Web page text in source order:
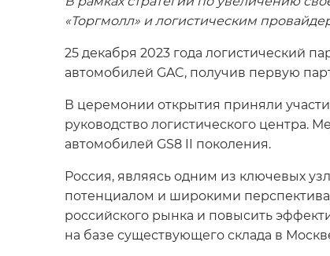
«Торгмолл» и логистическим
25 декабря 2023 года логистический
автомобилей GAC, получив первую
В церемонии открытия приняли
руководство логистического центра.
автомобилей GS8 II поколения.
Россия, являясь одним из ключевых
потенциалом и широкими
российского рынка и повысить
на базе существующего склада в